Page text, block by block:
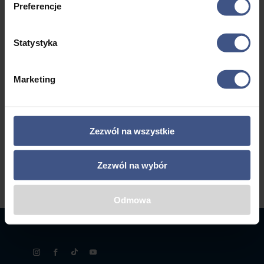
Preferencje
Statystyka
Marketing
Zezwól na wszystkie
Zezwól na wybór
Odmowa
a
←
7